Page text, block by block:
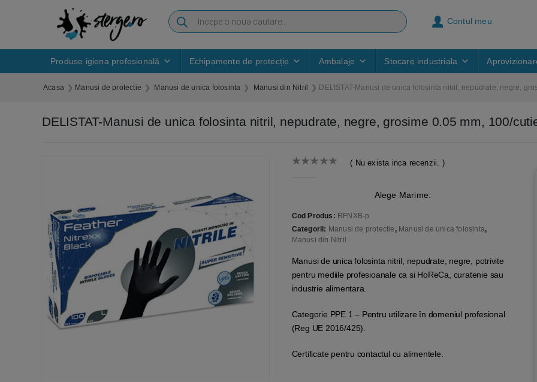
Contul meu
Produse igiena profesională Echipamente de protecție Ambalaje Stocare industriala
Acasa Manusi de protectie Manusi de unica folosinta Manusi din Nitril DELISTAT-Manusi de unica folosinta nitril, nepudrate, negre,
DELISTAT-Manusi de unica folosinta nitril, nepudrate, negre, grosime 0.05 mm, 100/
( Nu exista inca recenzii. )
Alege Marime:
Cod Produs: RFNXB-p
Categorii: Manusi de protectie , Manusi de unica folosinta,
Manusi din Nitril
Manusi de unica folosinta nitril, nepudrate, negre, potrivite
pentru mediile profesioanale ca si HoReCa, curatenie sau
industrie alimentara.
Categorie PPE 1 – Pentru utilizare în domeniul profesional
(Reg UE 2016/425).
Certificate pentru contactul cu alimentele.